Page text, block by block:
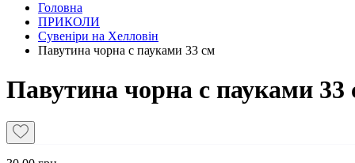
Головна
ПРИКОЛИ
Сувеніри на Хелловін
Павутина чорна с пауками 33 см
Павутина чорна с пауками 33